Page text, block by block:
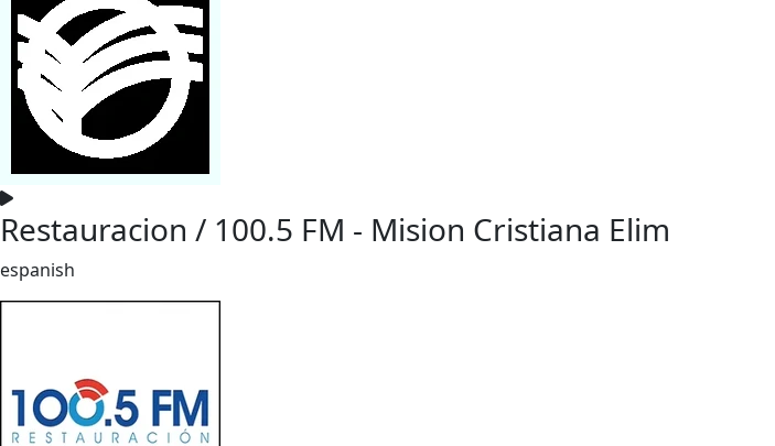
Restauracion / 100.5 FM - Mision Cristiana Elim
espanish